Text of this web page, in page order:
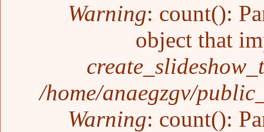
Warning: count():
object that
/home/anaegzgv/
Warning: count():